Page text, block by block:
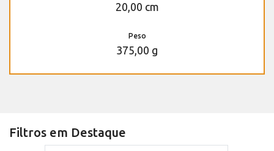
20,00 cm
Peso
375,00 g
Filtros em Destaque